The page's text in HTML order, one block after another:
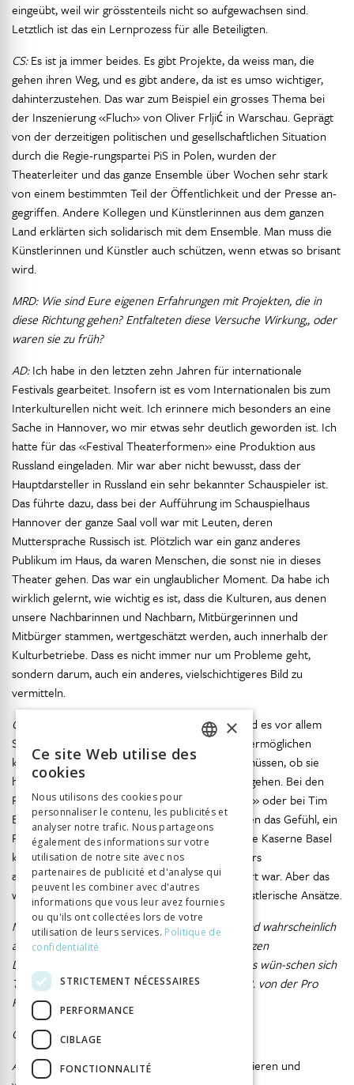
eingeübt, weil wir grösstenteils nicht so aufgewachsen sind.
Letztlich ist das ein Lernprozess für alle Beteiligten.
CS:Es ist ja immer beides. Es gibt Projekte, da weiss man, die
gehen ihren Weg, und es gibt andere, da ist es umso wichtiger,
dahinterzustehen. Das war zum Beispiel ein grosses Thema bei
der Inszenierung «Fluch» von Oliver Frljić in Warschau. Geprägt
von der derzeitigen politischen und gesellschaftlichen Situation
durch die Regie-rungspartei PiS in Polen, wurden der
Theaterleiter und das ganze Ensemble über Wochen sehr stark
von einem bestimmten Teil der Öffentlichkeit und der Presse an-
gegriffen. Andere Kollegen und Künstlerinnen aus dem ganzen
Land erklärten sich solidarisch mit dem Ensemble. Man muss die
Künstlerinnen und Künstler auch schützen, wenn etwas so brisant
wird.
MRD: Wie sind Eure eigenen Erfahrungen mit Projekten, die in
diese Richtung gehen? Entfalteten diese Versuche Wirkung,, oder
waren sie zu früh?
AD:Ich habe in den letzten zehn Jahren für internationale
Festivals gearbeitet. Insofern ist es vom Internationalen bis zum
Interkulturellen nicht weit. Ich erinnere mich besonders an eine
Sache in Hannover, wo mir etwas sehr deutlich geworden ist. Ich
hatte für das «Festival Theaterformen» eine Produktion aus
Russland eingeladen. Mir war aber nicht bewusst, dass der
Hauptdarsteller in Russland ein sehr bekannter Schauspieler ist.
Das führte dazu, dass bei der Aufführung im Schauspielhaus
Hannover der ganze Saal voll war mit Leuten, deren
Muttersprache Russisch ist. Plötzlich war ein ganz anderes
Publikum im Haus, da waren Menschen, die sonst nie in dieses
Theater gehen. Das war ein unglaublicher Moment. Da habe ich
wirklich gelernt, wie wichtig es ist, dass die Kulturen, aus denen
unsere Nachbarinnen und Nachbarn, Mitbürgerinnen und
Mitbürger stammen, wertgeschätzt werden, auch innerhalb der
Kulturbetriebe. Dass es nicht immer nur um Probleme geht,
sondern darum, auch ein anderes, vielschichtigeres Bild zu
vermitteln.
CS:
Ich kann das ähnlich bestätigen. Für mich sind es vor allem
Stadtprojekte, die interkulturelle Begegnungen ermöglichen
können, ohne dass sich die Leute entscheiden müssen, ob sie
heute Abend ins Theater oder in ein Tanzstück gehen. Bei den
Projekten von Dries Verhoven «Ceci n’est pas …» oder bei Tim
Etchells’ «And for the Rest» hatte ich am ehesten das Gefühl, ein
Publikum erreicht zu haben, das sonst nicht in die Kaserne Basel
kommt und sich hier im öffentlichen Raum anders
auseinandergesetzt und beteiligt hat oder irritiert war. Aber das
waren keine Vermittlungsprojekte, sondern künstlerische Ansätze.
MRD: Ich höre eigentlich, dass Theaterfrauen und wahrscheinlich
auch die -männer, bereit wären, auch in der ganzen
Differenziertheit in diese Richtung zu gehen. Was wün-schen sich
Theaterfrauen wie Ihr von einer Förderung, z. B. von der Pro
Helvetia?
CS:
Offenere Förderformate …
AD:
Das kann ich nur unterstreichen: Mehr Reagieren und
ITALIAN
×
Ce site Web utilise des
cookies
Nous utilisons des cookies pour
personnaliser le contenu, les publicités et
analyser notre trafic. Nous partageons
également des informations sur votre
utilisation de notre site avec nos
partenaires de publicité et d'analyse qui
peuvent les combiner avec d'autres
informations que vous leur avez fournies
ou qu'ils ont collectées lors de votre
utilisation de leurs services. Politique de
confidentialité
STRICTEMENT NÉCESSAIRES
PERFORMANCE
CIBLAGE
FONCTIONNALITÉ